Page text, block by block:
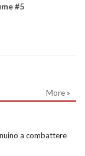
#5
More »
a combattere